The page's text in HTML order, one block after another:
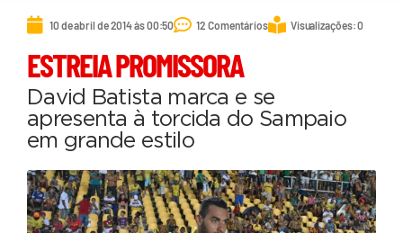
10 de abril de 2014 às 00:50 12 Comentários Visualizações: 0
ESTREIA PROMISSORA
David Batista marca e se
apresenta à torcida do Sampaio
em grande estilo